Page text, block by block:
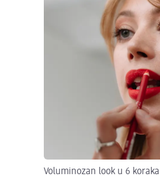
Voluminozan look u 6 koraka